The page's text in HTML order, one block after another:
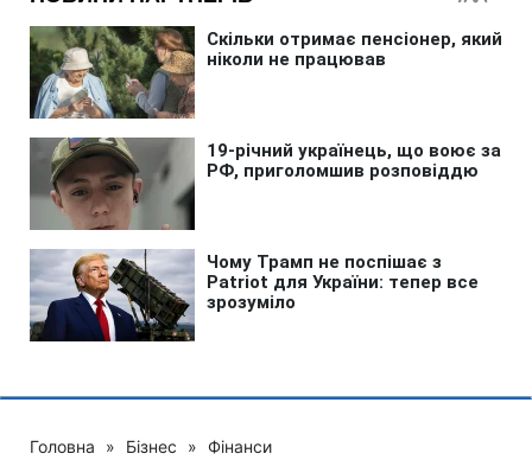
Головна » Бізнес » Фінанси